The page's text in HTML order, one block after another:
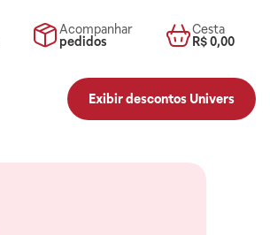
Acompanhar
pedidos
Cesta
R$ 0,00
Exibir descontos Univers